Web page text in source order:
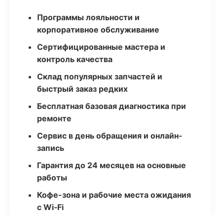
Программы лояльности и
корпоративное обслуживание
Сертифицированные мастера и
контроль качества
Склад популярных запчастей и
быстрый заказ редких
Бесплатная базовая диагностика при
ремонте
Сервис в день обращения и онлайн-
запись
Гарантия до 24 месяцев на основные
работы
Кофе-зона и рабочие места ожидания
с Wi‑Fi